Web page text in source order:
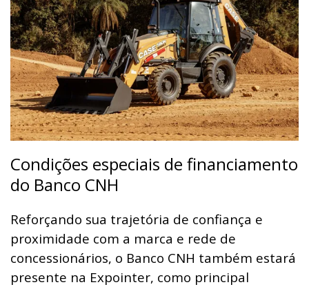
Condições especiais de financiamento
do Banco CNH
Reforçando sua trajetória de confiança e
proximidade com a marca e rede de
concessionários, o Banco CNH também estará
presente na Expointer, como principal